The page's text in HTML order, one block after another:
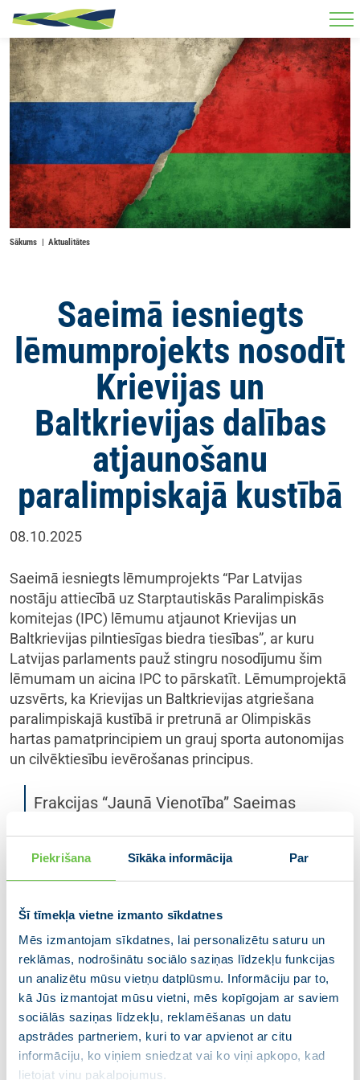
Piekrišana Sīkāka informācija Par
Šī tīmekļa vietne izmanto sīkdatnes
Mēs izmantojam sīkdatnes, lai personalizētu saturu un
reklāmas, nodrošinātu sociālo saziņas līdzekļu funkcijas
un analizētu mūsu vietņu datplūsmu. Informāciju par to,
kā Jūs izmantojat mūsu vietni, mēs kopīgojam ar saviem
sociālās saziņas līdzekļu, reklamēšanas un datu
apstrādes partneriem, kuri to var apvienot ar citu
informāciju, ko viņiem sniedzat vai ko viņi apkopo, kad
lietojat viņu pakalpojumus.
Skip to main content
Sākums Aktualitātes
Saeimā iesniegts
lēmumprojekts nosodīt
Krievijas un
Baltkrievijas dalības
atjaunošanu
paralimpiskajā kustībā
08.10.2025
Saeimā iesniegts lēmumprojekts “Par Latvijas
nostāju attiecībā uz Starptautiskās Paralimpiskās
komitejas (IPC) lēmumu atjaunot Krievijas un
Baltkrievijas pilntiesīgas biedra tiesības”, ar kuru
Latvijas parlaments pauž stingru nosodījumu šim
lēmumam un aicina IPC to pārskatīt. Lēmumprojektā
uzsvērts, ka Krievijas un Baltkrievijas atgriešana
paralimpiskajā kustībā ir pretrunā ar Olimpiskās
hartas pamatprincipiem un grauj sporta autonomijas
un cilvēktiesību ievērošanas principus.
Frakcijas “Jaunā Vienotība” Saeimas
šo lēmumprojektu mēs paužam skaidru
Latvijas nostāju — agresorvalstīm nav
kamēr turpinās karš Ukrainā. Sports,
īpaši šajās valstīs, jau izsenis bijis cieši
saistīts ar militārajām struktūrām un
bijis propagandas instruments. Ļoti
iespējams, ka tie sportisti, kas plāno
pārstāvēt Krieviju un Baltkrieviju, ir
karojuši un nogalinājuši cilvēkus Ukrainā.
Paralimpiskajai kustībai ir jāpaliek